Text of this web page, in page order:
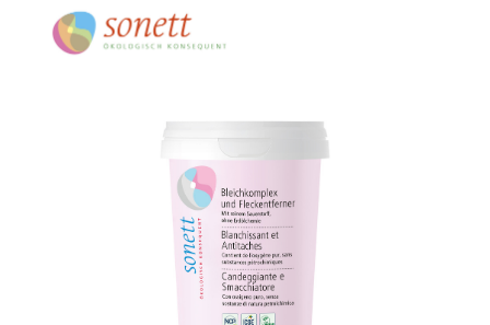
Bildergalerie überspringen